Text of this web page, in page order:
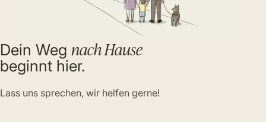
Dein Wegnach Hause
beginnt hier.
Lass uns sprechen, wir helfen gerne!